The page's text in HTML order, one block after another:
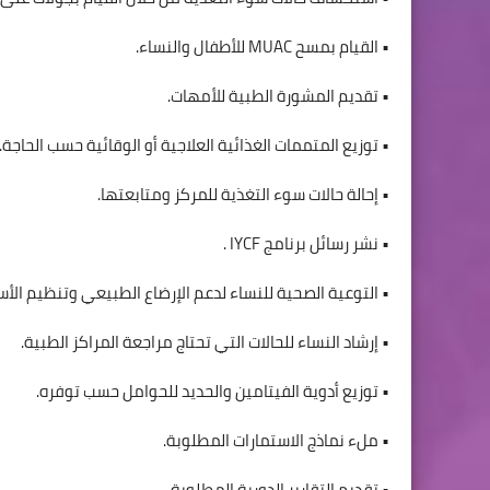
• القيام بمسح MUAC للأطفال والنساء.
• تقديم المشورة الطبية للأمهات.
• توزيع المتممات الغذائية العلاجية أو الوقائية حسب الحاجة.
• إحالة حالات سوء التغذية للمركز ومتابعتها.
• نشر رسائل برنامج IYCF .
• التوعية الصحية للنساء لدعم الإرضاع الطبيعي وتنظيم
• إرشاد النساء للحالات التي تحتاج مراجعة المراكز الطبية.
• توزيع أدوية الفيتامين والحديد للحوامل حسب توفره.
• ملء نماذج الاستمارات المطلوبة.